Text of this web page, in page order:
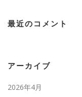
最近のコメント
アーカイブ
2026年4月